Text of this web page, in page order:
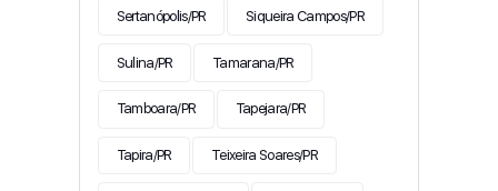
Sertanópolis/PR Siqueira Campos/PR
Sulina/PR Tamarana/PR
Tamboara/PR Tapejara/PR
Tapira/PR Teixeira Soares/PR